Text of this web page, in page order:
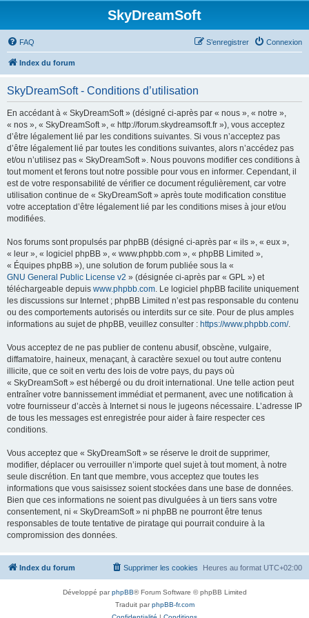
SkyDreamSoft
FAQ Connexion
S’enregistrer
Index du forum
SkyDreamSoft - Conditions d’utilisation
En accédant à « SkyDreamSoft » (désigné ci-après par « nous », « notre »,
« nos », « SkyDreamSoft », « http://forum.skydreamsoft.fr »), vous acceptez
d’être légalement lié par les conditions suivantes. Si vous n’acceptez pas
d’être légalement lié par toutes les conditions suivantes, alors n’accédez pas
et/ou n’utilisez pas « SkyDreamSoft ». Nous pouvons modifier ces conditions à
tout moment et ferons tout notre possible pour vous en informer. Cependant, il
est de votre responsabilité de vérifier ce document régulièrement, car votre
utilisation continue de « SkyDreamSoft » après toute modification constitue
votre acceptation d’être légalement lié par les conditions mises à jour et/ou
modifiées.
Nos forums sont propulsés par phpBB (désigné ci-après par « ils », « eux »,
« leur », « logiciel phpBB », « www.phpbb.com », « phpBB Limited »,
« Équipes phpBB »), une solution de forum publiée sous la «
GNU General Public License v2 » (désignée ci-après par « GPL ») et
téléchargeable depuis www.phpbb.com. Le logiciel phpBB facilite uniquement
les discussions sur Internet ; phpBB Limited n’est pas responsable du contenu
ou des comportements autorisés ou interdits sur ce site. Pour de plus amples
informations au sujet de phpBB, veuillez consulter : https://www.phpbb.com/.
Vous acceptez de ne pas publier de contenu abusif, obscène, vulgaire,
diffamatoire, haineux, menaçant, à caractère sexuel ou tout autre contenu
illicite, que ce soit en vertu des lois de votre pays, du pays où
« SkyDreamSoft » est hébergé ou du droit international. Une telle action peut
entraîner votre bannissement immédiat et permanent, avec une notification à
votre fournisseur d’accès à Internet si nous le jugeons nécessaire. L’adresse IP
de tous les messages est enregistrée pour aider à faire respecter ces
conditions.
Vous acceptez que « SkyDreamSoft » se réserve le droit de supprimer,
modifier, déplacer ou verrouiller n’importe quel sujet à tout moment, à notre
seule discrétion. En tant que membre, vous acceptez que toutes les
informations que vous saisissez soient stockées dans une base de données.
Bien que ces informations ne soient pas divulguées à un tiers sans votre
consentement, ni « SkyDreamSoft » ni phpBB ne pourront être tenus
responsables de toute tentative de piratage qui pourrait conduire à la
compromission des données.
Index du forum Heures au format UTC+02:00
Supprimer les cookies
Développé parphpBB® Forum Software © phpBB Limited
Traduit parphpBB-fr.com